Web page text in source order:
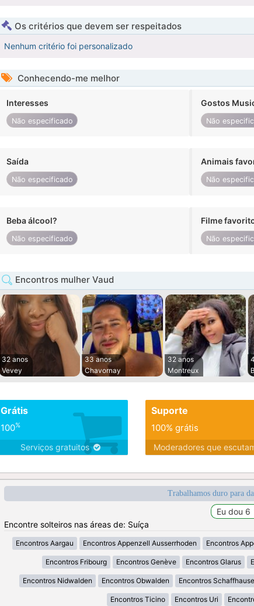
Os critérios que devem ser respeitados
Nenhum critério foi personalizado
Conhecendo-me melhor
Interesses
Não especificado
Gostos
Não
Saída
Não especificado
Animais
Não
Beba álcool?
Não especificado
Filme
Não
Encontros mulher Vaud
32 anos
Vevey
33 anos
Chavornay
32 anos
Montreux
Grátis
100%
Serviços gratuitos
Suporte
100% grátis
Moderadores que
Trabalhamos duro para
Encontre solteiros nas áreas de: Suíça
Encontros Aargau Encontros Appenzell Ausserrhoden Encontros
Encontros Fribourg Encontros Genève Encontros Glarus
Encontros Nidwalden Encontros Obwalden Encontros
Encontros Ticino Encontros Uri